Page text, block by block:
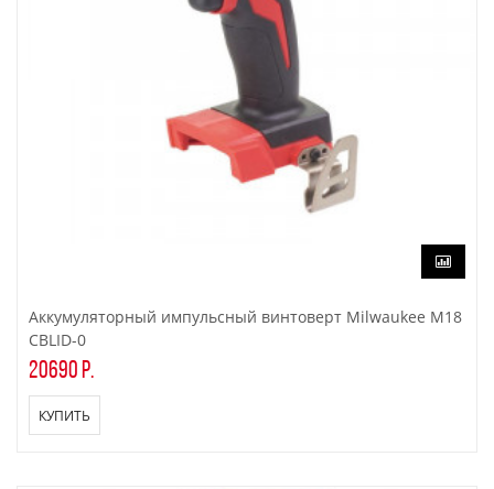
Аккумуляторный импульсный винтоверт Milwaukee M18
CBLID-0
20690 р.
КУПИТЬ